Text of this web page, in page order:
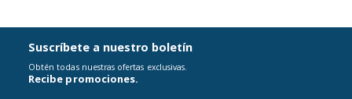
Suscríbete a nuestro boletín
Obtén todas nuestras ofertas exclusivas.
Recibe promociones.